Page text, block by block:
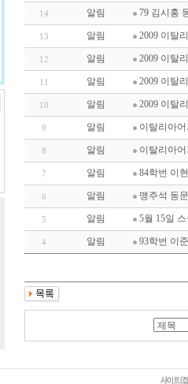
14 알림 79 김시홍
13 알림 2009 이탈
12 알림 2009 이탈
11 알림 2009 이탈
10 알림 2009 이탈
9 알림 이탈리아어
8 알림 이탈리아
7 알림 84학번 이
6 알림 맹주석 동
5 알림 5월 15일
4 알림 93학번 이